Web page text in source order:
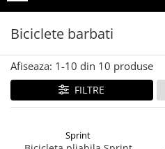
Biciclete electrice
Biciclete de oras
Biciclete pliabile
Biciclete de trekking
Biciclete barbati
Afiseaza: 1-10 din 10 produse
FILTRE
Sprint